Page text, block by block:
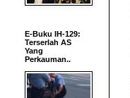
E-Buku IH-129:
Terserlah AS
Yang
Perkauman..